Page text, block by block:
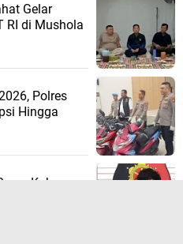
Gelar
RI di Mushola
Polres
Hingga
Kabur